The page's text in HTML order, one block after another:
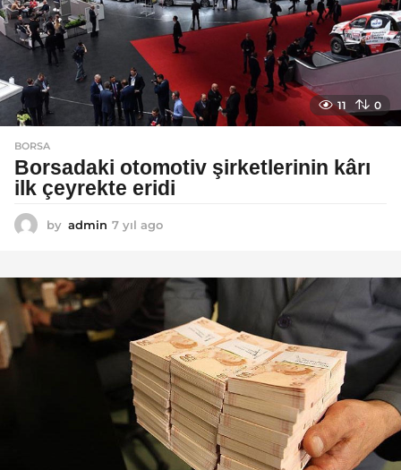
11 0
BORSA
Borsadaki otomotiv şirketlerinin kârı
ilk çeyrekte eridi
by admin 7 yıl ago
l
a
o